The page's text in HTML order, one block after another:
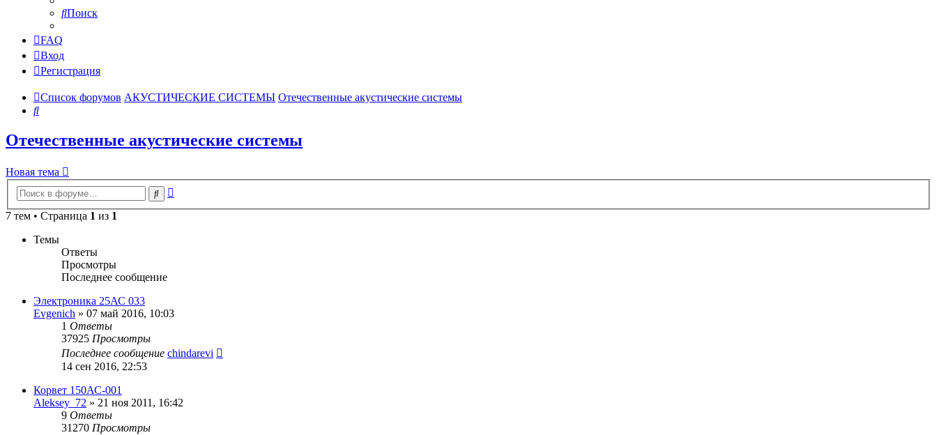
Поиск
FAQ
Вход
Регистрация
Список форумов АКУСТИЧЕСКИЕ СИСТЕМЫ Отечественные акустические системы
Поиск
Отечественные акустические системы
Новая тема
Поиск
7 тем • Страница 1 из 1
Темы
Ответы
Просмотры
Последнее сообщение
Электроника 25АС 033
Evgenich » 07 май 2016, 10:03
1 Ответы
37925 Просмотры
Последнее сообщение chindarevi
14 сен 2016, 22:53
Корвет 150АС-001
Aleksey_72 » 21 ноя 2011, 16:42
9 Ответы
31270 Просмотры